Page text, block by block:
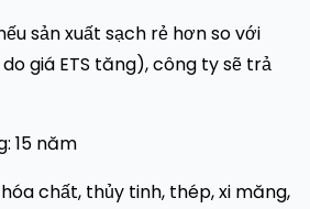
sản xuất sạch rẻ hơn so với
giá ETS tăng), công ty sẽ trả
15 năm
chất, thủy tinh, thép, xi măng,